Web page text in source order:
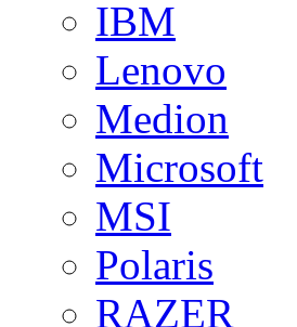
IBM
Lenovo
Medion
Microsoft
MSI
Polaris
RAZER